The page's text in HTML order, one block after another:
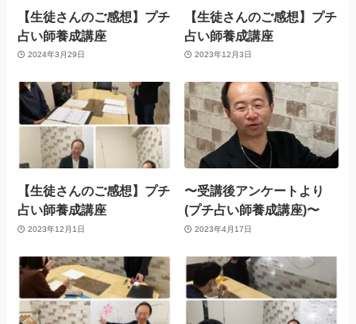
【生徒さんのご感想】プチ
占い師養成講座
2024年3月29日
【生徒さんのご感想】プチ
占い師養成講座
2023年12月3日
【生徒さんのご感想】プチ
占い師養成講座
2023年12月1日
〜受講後アンケートより
(プチ占い師養成講座)〜
2023年4月17日